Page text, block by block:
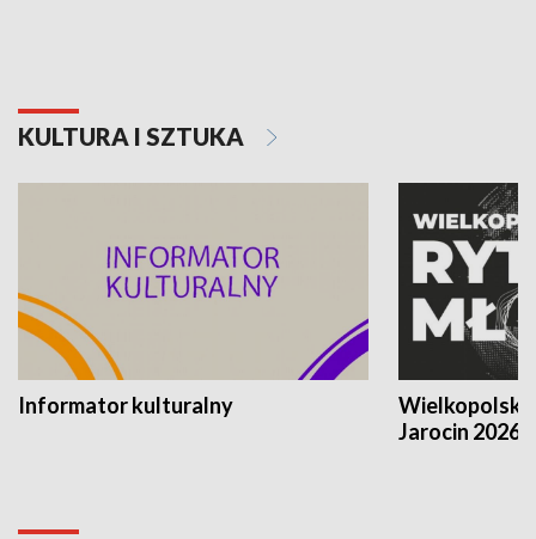
KULTURA I SZTUKA
Informator kulturalny
Jarocin 2026